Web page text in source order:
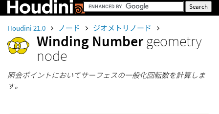
Houdini 21.0 ノード ジオメトリノード
Winding Numbergeometry
node
照会ポイントにおいてサーフェスの一般化回転数を計算しま
す。